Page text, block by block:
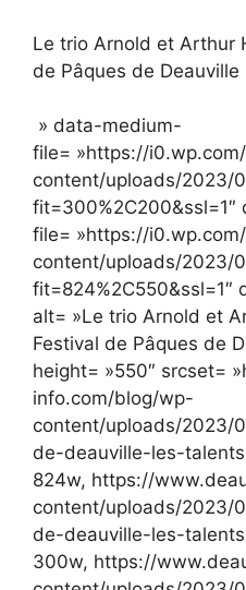
Le trio Arnold et Arthur
de Pâques de
» data-medium-
file= »https://
content/uploads/2023/
file= »https://
content/uploads/2023/
fit=824%2C550&ssl=1″
alt= »Le trio Arnold et
Festival de Pâques de
height= »550″ srcset=
info.com/blog/wp-
content/uploads/2023/
de-deauville-les-
824w, https://
content/uploads/2023/
de-deauville-les-
300w, https://